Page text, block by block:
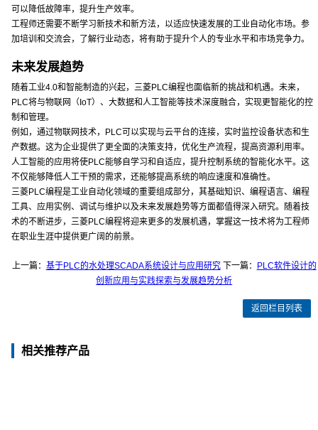
可以降低故障率，提升生产效率。
工程师还需要不断学习新技术和新方法，以适应快速发展的工业自动化市场。参
加培训和交流会，了解行业动态，将有助于提升个人的专业水平和市场竞争力。
未来发展趋势
随着工业4.0和智能制造的兴起，三菱PLC编程也面临新的挑战和机遇。未来，
PLC将与物联网（IoT）、大数据和人工智能等技术深度融合，实现更智能化的控
制和管理。
例如，通过物联网技术，PLC可以实现与云平台的连接，实时监控设备状态和生
产数据。这为企业提供了更全面的决策支持，优化生产流程，提高资源利用率。
人工智能的应用将使PLC能够自学习和自适应，提升控制系统的智能化水平。这
不仅能够降低人工干预的需求，还能够提高系统的响应速度和准确性。
三菱PLC编程是工业自动化领域的重要组成部分，其基础知识、编程语言、编程
工具、应用实例、调试与维护以及未来发展趋势等方面都值得深入研究。随着技
术的不断进步，三菱PLC编程将迎来更多的发展机遇，掌握这一技术将为工程师
在职业生涯中提供更广阔的前景。
上一篇： 基于PLC的水处理SCADA系统设计与应用研究下一篇：
PLC软件设计的
创新应用与实践探索与发展趋势分析
返回栏目列表
相关推荐产品